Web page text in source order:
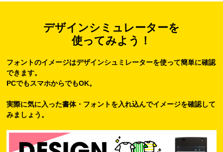
デザインシミュレーターを
使ってみよう！
フォントのイメージはデザインシュミレーターを使って簡単に確認
できます。
PCでもスマホからでもOK。
実際に気に入った書体・フォントを入れ込んでイメージを確認して
みましょう。